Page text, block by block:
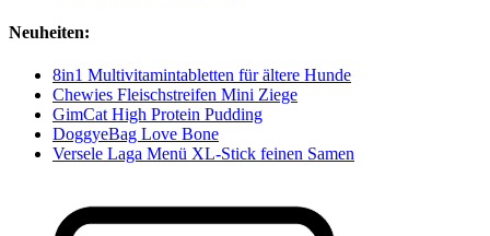
Neuheiten:
8in1 Multivitamintabletten für ältere Hunde
Chewies Fleischstreifen Mini Ziege
GimCat High Protein Pudding
DoggyeBag Love Bone
Versele Laga Menü XL-Stick feinen Samen